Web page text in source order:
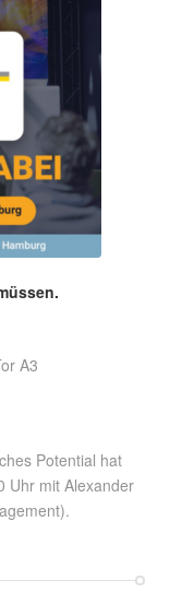
A3
Potential hat
Uhr mit Alexander